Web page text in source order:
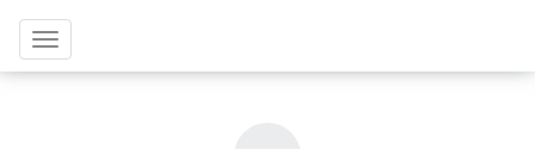
Ugrás
tartalomra
Toggle
navigation